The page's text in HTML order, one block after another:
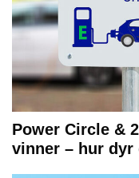
Power Circle &
vinner – hur dyr